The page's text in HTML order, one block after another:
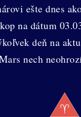
ešte dnes
na dátum
deň na
nech